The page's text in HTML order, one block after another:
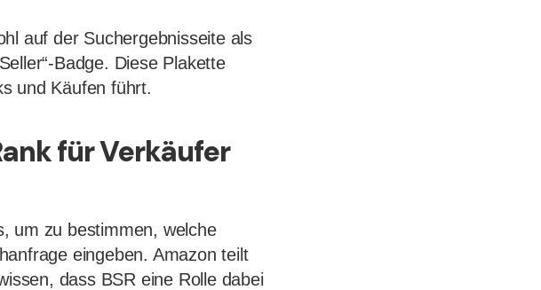
auf der Suchergebnisseite als
Badge. Diese Plakette
und Käufen führt.
für Verkäufer
um zu bestimmen, welche
eingeben. Amazon teilt
dass BSR eine Rolle dabei